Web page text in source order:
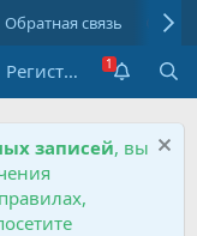
Обратная связь
Регистрация
записей, вы